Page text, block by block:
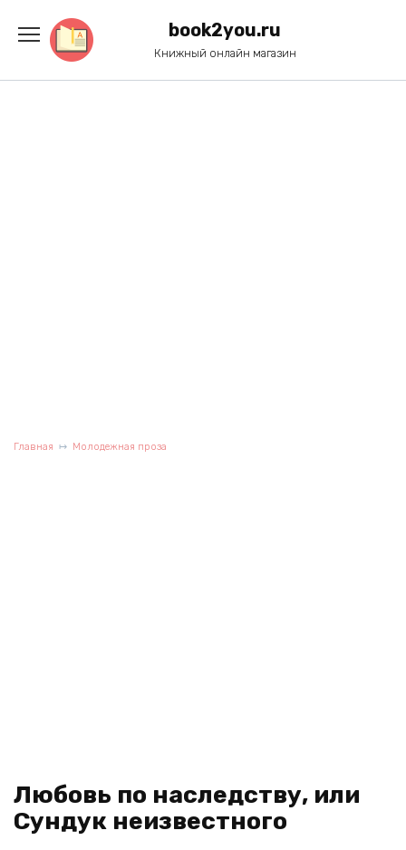
содержанию
book2you.ru
Книжный онлайн магазин
Главная Молодежная проза
Любовь по наследству, или
Сундук неизвестного